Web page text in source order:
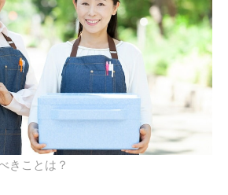
きことは？